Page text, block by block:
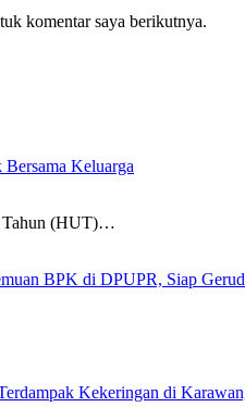
komentar saya berikutnya.
Keluarga
Tahun (HUT)…
BPK di DPUPR, Siap
Kekeringan di